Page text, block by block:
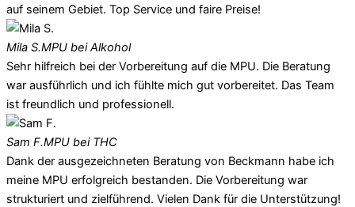
auf seinem Gebiet. Top Service und faire Preise!
Mila S.MPU bei Alkohol
Sehr hilfreich bei der Vorbereitung auf die MPU. Die Beratung
war ausführlich und ich fühlte mich gut vorbereitet. Das Team
ist freundlich und professionell.
Sam F.MPU bei THC
Dank der ausgezeichneten Beratung von Beckmann habe ich
meine MPU erfolgreich bestanden. Die Vorbereitung war
strukturiert und zielführend. Vielen Dank für die Unterstützung!